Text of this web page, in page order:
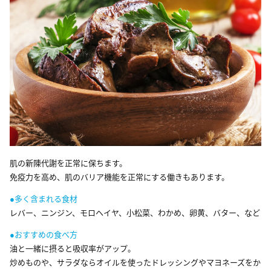
肌の新陳代謝を正常に保ちます。
免疫力を高め、肌のバリア機能を正常にする働きもあります。
●多く含まれる食材
レバー、ニンジン、モロヘイヤ、小松菜、わかめ、卵黄、バター、など
●おすすめの食べ方
油と一緒に摂ると吸収率がアップ。
炒めものや、サラダならオイルを使ったドレッシングやマヨネーズをか